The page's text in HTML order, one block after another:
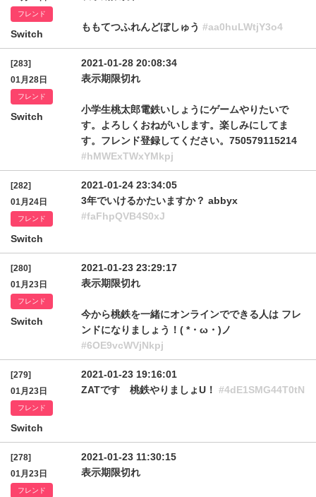
フレンド
Switch
ももてつふれんどぼしゅう #aa0huLWtjY3o4
[283]
01月28日
フレンド
Switch
2021-01-28 20:08:34
表示期限切れ
小学生桃太郎電鉄いしょうにゲームやりたいで
す。よろしくおねがいします。楽しみにしてま
す。フレンド登録してください。750579115214
#hMWExTWxYMkpj
[282]
01月24日
フレンド
Switch
2021-01-24 23:34:05
3年でいけるかたいますか？ abbyx
#faFhpQVB4S0xJ
[280]
01月23日
フレンド
Switch
2021-01-23 23:29:17
表示期限切れ
今から桃鉄を一緒にオンラインでできる人は フレ
ンドになりましょう！( *・ω・)ノ
#6OE9vcWVjNkpj
[279]
01月23日
フレンド
Switch
2021-01-23 19:16:01
ZATです 桃鉄やりましょU！ #4dE1SMG44T0tN
[278]
01月23日
フレンド
2021-01-23 11:30:15
表示期限切れ